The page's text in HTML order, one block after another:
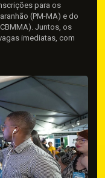
para os
(PM-MA) e do
Juntos, os
imediatas, com